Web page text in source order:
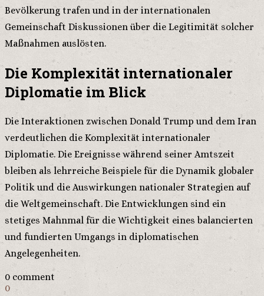
Bevölkerung trafen und in der internationalen
Gemeinschaft Diskussionen über die Legitimität solcher
Maßnahmen auslösten.
Die Komplexität internationaler
Diplomatie im Blick
Die Interaktionen zwischen Donald Trump und dem Iran
verdeutlichen die Komplexität internationaler
Diplomatie. Die Ereignisse während seiner Amtszeit
bleiben als lehrreiche Beispiele für die Dynamik globaler
Politik und die Auswirkungen nationaler Strategien auf
die Weltgemeinschaft. Die Entwicklungen sind ein
stetiges Mahnmal für die Wichtigkeit eines balancierten
und fundierten Umgangs in diplomatischen
Angelegenheiten.
0 comment
0